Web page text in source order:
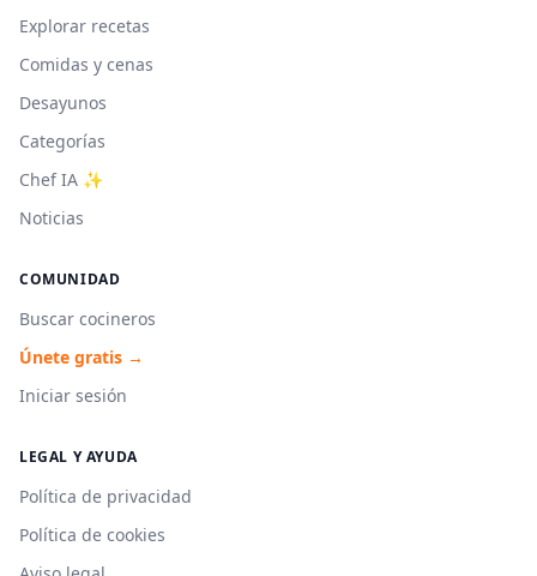
Explorar recetas
Comidas y cenas
Desayunos
Categorías
Chef IA ✨
Noticias
COMUNIDAD
Buscar cocineros
Únete gratis →
Iniciar sesión
LEGAL Y AYUDA
Política de privacidad
Política de cookies